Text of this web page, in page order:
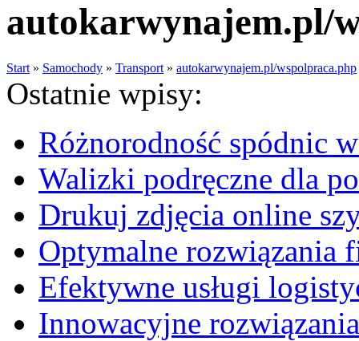
autokarwynajem.pl/
Start » Samochody » Transport » autokarwynajem.pl/wspolpraca.php
Ostatnie wpisy:
Różnorodność spódnic
Walizki podręczne dla
Drukuj zdjęcia online
Optymalne rozwiązania
Efektywne usługi
Innowacyjne